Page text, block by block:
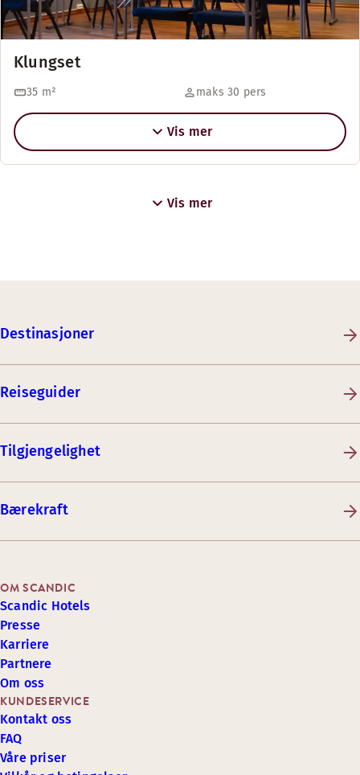
Klungset
35 m² maks 30 pers
Vis mer
Vis mer
Destinasjoner
Reiseguider
Tilgjengelighet
Bærekraft
KUNDESERVICE
Kontakt oss
FAQ
Våre priser
OM SCANDIC
Scandic Hotels
Presse
Karriere
Partnere
Om oss